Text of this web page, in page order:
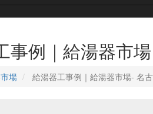
事例｜給湯器市場
場 給湯器工事例｜給湯器市場‐ 名